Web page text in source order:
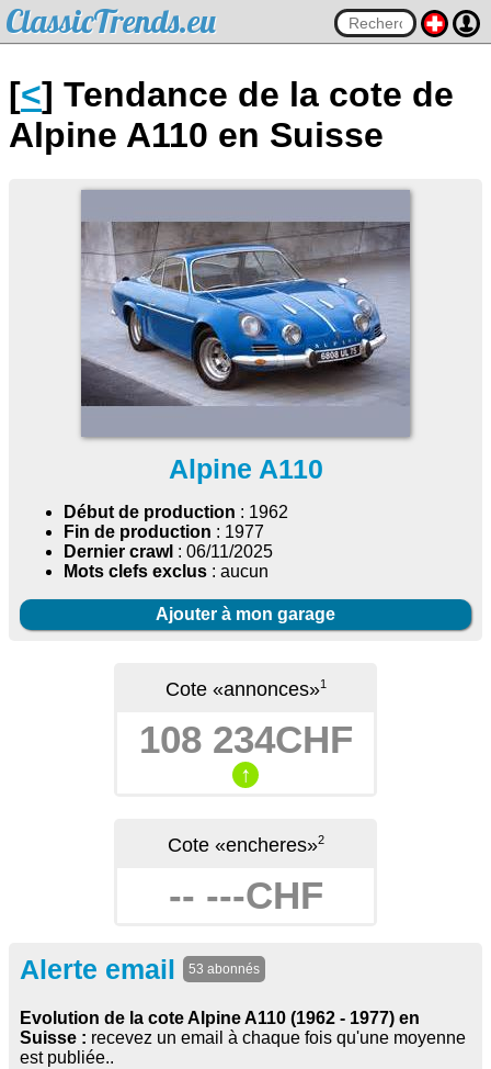
ClassicTrends.eu
[<] Tendance de la cote de
Alpine A110 en Suisse
Alpine A110
Début de production : 1962
Fin de production : 1977
Dernier crawl : 06/11/2025
Mots clefs exclus : aucun
Ajouter à mon garage
Cote «annonces»1
108 234CHF
↑
Cote «encheres»2
-- ---CHF
Alerte email 53 abonnés
Evolution de la cote Alpine A110 (1962 - 1977) en
Suisse : recevez un email à chaque fois qu'une moyenne
est publiée..